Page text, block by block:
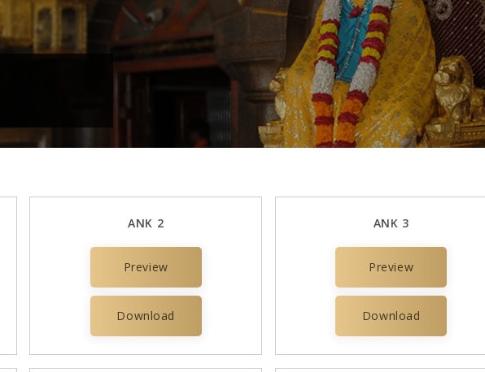
ANK 2
Preview
Download
ANK 3
Preview
Download